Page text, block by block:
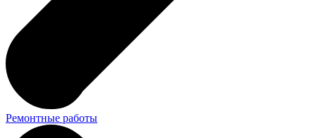
Ремонтные работы